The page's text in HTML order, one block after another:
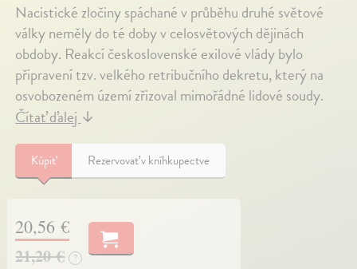
Nacistické zločiny spáchané v průběhu druhé světové
války neměly do té doby v celosvětových dějinách
obdoby. Reakcí československé exilové vlády bylo
připravení tzv. velkého retribučního dekretu, který na
osvobozeném území zřizoval mimořádné lidové soudy.
Čítať ďalej↓
Kúpiť Rezervovať v kníhkupectve
20,56 €
21,20 €
?